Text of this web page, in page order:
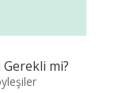
mi?